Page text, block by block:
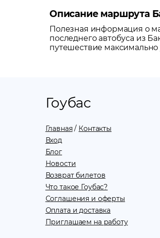
Описание маршрута
Полезная информация о
последнего автобуса из
путешествие
Гоубас
Главная / Контакты
Вход
Блог
Новости
Возврат билетов
Что такое Гоубас?
Соглашения и оферты
Оплата и доставка
Приглашаем на работу